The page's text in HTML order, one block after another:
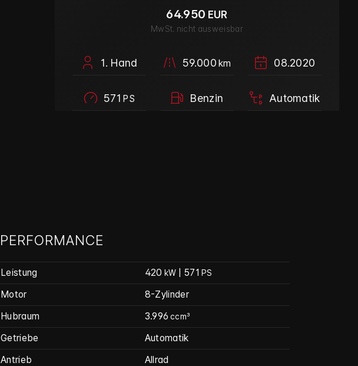
64.950 EUR
MwSt. nicht ausweisbar
1. Hand 59.000 km 08.2020
571 PS Benzin Automatik
PERFORMANCE
Leistung 420 kW | 571 PS
Motor
8-Zylinder
Hubraum
3.996 ccm³
Getriebe
Automatik
Antrieb
Allrad